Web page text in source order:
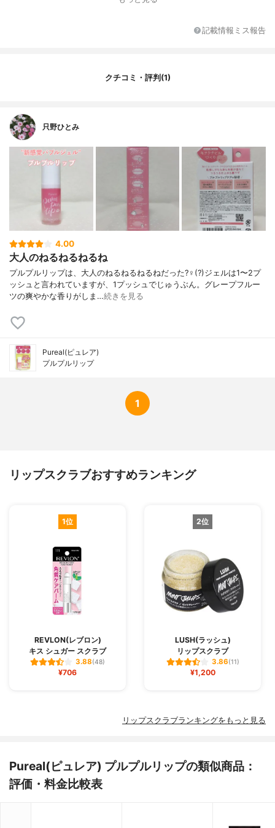
記載情報ミス報告
クチコミ・評判(1)
只野ひとみ
4.00
大人のねるねるねるね
プルプルリップは、大人のねるねるねるねだった?‍♀️(?)ジェルは1〜2プ
ッシュと言われていますが、1プッシュでじゅうぶん。グレープフルー
ツの爽やかな香りがしま…続きを見る
Pureal(ピュレア)
プルプルリップ
1
リップスクラブおすすめランキング
1位
REVLON(レブロン)
キス シュガー スクラブ
3.88(48)
¥706
2位
LUSH(ラッシュ)
リップスクラブ
3.86(11)
¥1,200
リップスクラブランキングをもっと見る
Pureal(ピュレア) プルプルリップの類似商品：
評価・料金比較表